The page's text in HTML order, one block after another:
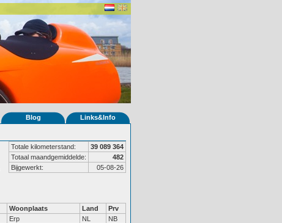
Blog Links&Info
Totale kilometerstand:
39 089 364
Totaal maandgemiddelde:
482
Bijgewerkt:
05-08-26
Woonplaats Land
Prv
Erp NL
NB